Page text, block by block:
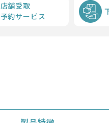
店舗受取
予約サービス